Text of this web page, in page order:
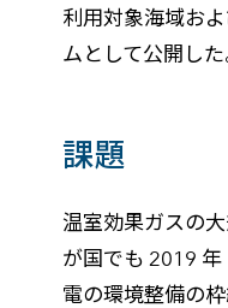
利用対象海域お
ムとして公開し
課題
温室効果ガスの
が国でも 2019
電の環境整備の